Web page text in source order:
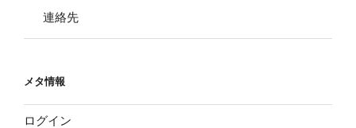
連絡先
メタ情報
ログイン